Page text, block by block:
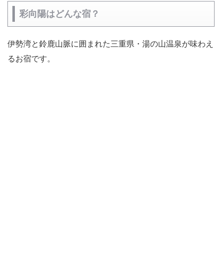
彩向陽はどんな宿？
伊勢湾と鈴鹿山脈に囲まれた三重県・湯の山温泉が味わえ
るお宿です。